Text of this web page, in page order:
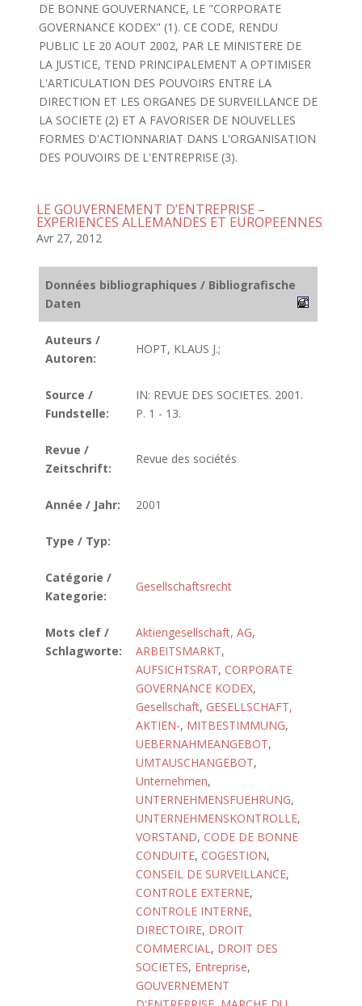
DE BONNE GOUVERNANCE, LE "CORPORATE
GOVERNANCE KODEX" (1). CE CODE, RENDU
PUBLIC LE 20 AOUT 2002, PAR LE MINISTERE DE
LA JUSTICE, TEND PRINCIPALEMENT A OPTIMISER
L'ARTICULATION DES POUVOIRS ENTRE LA
DIRECTION ET LES ORGANES DE SURVEILLANCE DE
LA SOCIETE (2) ET A FAVORISER DE NOUVELLES
FORMES D'ACTIONNARIAT DANS L'ORGANISATION
DES POUVOIRS DE L'ENTREPRISE (3).
LE GOUVERNEMENT D’ENTREPRISE –
EXPERIENCES ALLEMANDES ET EUROPEENNES
Avr 27, 2012
Données bibliographiques / Bibliografische
Daten
Auteurs /
Autoren:
HOPT, KLAUS J.;
Source /
Fundstelle:
IN: REVUE DES SOCIETES. 2001.
P. 1 - 13.
Revue /
Zeitschrift:
Revue des sociétés
Année / Jahr: 2001
Type / Typ:
Catégorie /
Kategorie:
Gesellschaftsrecht
Mots clef /
Schlagworte:
Aktiengesellschaft, AG,
ARBEITSMARKT,
AUFSICHTSRAT, CORPORATE
GOVERNANCE KODEX,
Gesellschaft, GESELLSCHAFT,
AKTIEN-, MITBESTIMMUNG,
UEBERNAHMEANGEBOT,
UMTAUSCHANGEBOT,
Unternehmen,
UNTERNEHMENSFUEHRUNG,
UNTERNEHMENSKONTROLLE,
VORSTAND, CODE DE BONNE
CONDUITE, COGESTION,
CONSEIL DE SURVEILLANCE,
CONTROLE EXTERNE,
CONTROLE INTERNE,
DIRECTOIRE, DROIT
COMMERCIAL, DROIT DES
SOCIETES, Entreprise,
GOUVERNEMENT